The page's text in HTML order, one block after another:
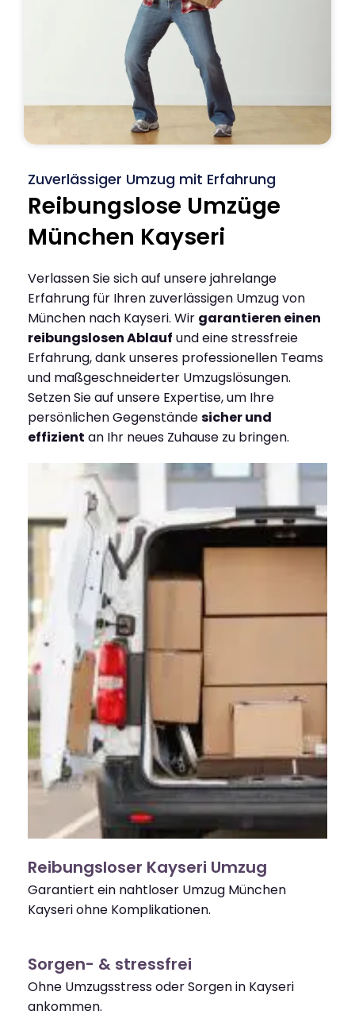
Zuverlässiger Umzug mit Erfahrung
Reibungslose Umzüge
München Kayseri
Verlassen Sie sich auf unsere jahrelange
Erfahrung für Ihren zuverlässigen Umzug von
München nach Kayseri. Wir garantieren einen
reibungslosen Ablauf und eine stressfreie
Erfahrung, dank unseres professionellen Teams
und maßgeschneiderter Umzugslösungen.
Setzen Sie auf unsere Expertise, um Ihre
persönlichen Gegenständesicher und
effizient an Ihr neues Zuhause zu bringen.
Reibungsloser Kayseri Umzug
Garantiert ein nahtloser Umzug München
Kayseri ohne Komplikationen.
Sorgen- & stressfrei
Ohne Umzugsstress oder Sorgen in Kayseri
ankommen.